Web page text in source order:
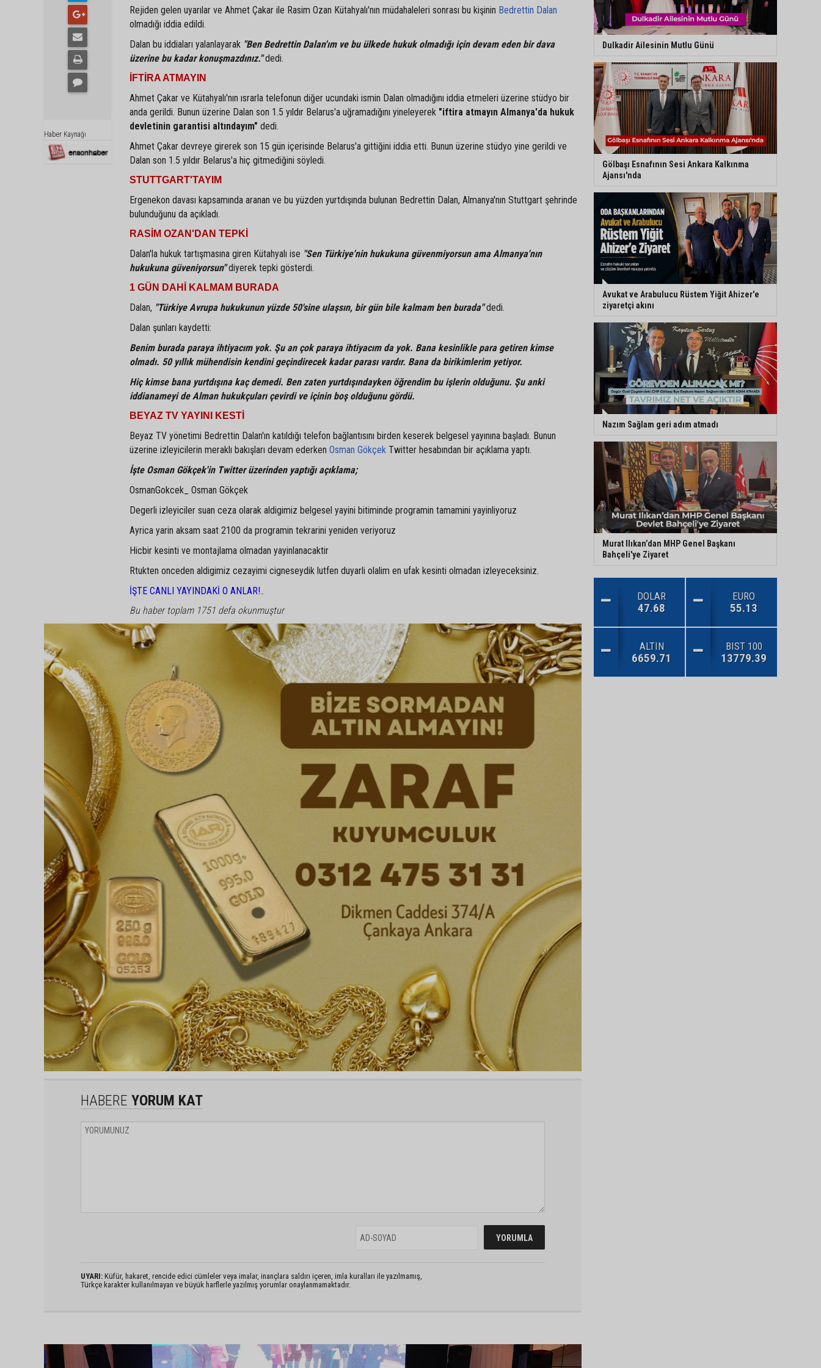
Haber Kaynağı
Rejiden gelen uyarılar ve Ahmet Çakar ile Rasim Ozan Kütahyalı'nın müdahaleleri sonrası bu kişinin Bedrettin Dalan
olmadığı iddia edildi.
Dalan bu iddiaları yalanlayarak "Ben Bedrettin Dalan'ım ve bu ülkede hukuk olmadığı için devam eden bir dava
üzerine bu kadar konuşmazdınız."dedi.
İFTİRA ATMAYIN
Ahmet Çakar ve Kütahyalı'nın ısrarla telefonun diğer ucundaki ismin Dalan olmadığını iddia etmeleri üzerine stüdyo bir
anda gerildi. Bunun üzerine Dalan son 1.5 yıldır Belarus'a uğramadığını yineleyerek "iftira atmayın Almanya'da hukuk
devletinin garantisi altındayım" dedi.
Ahmet Çakar devreye girerek son 15 gün içerisinde Belarus'a gittiğini iddia etti. Bunun üzerine stüdyo yine gerildi ve
Dalan son 1.5 yıldır Belarus'a hiç gitmediğini söyledi.
STUTTGART'TAYIM
Ergenekon davası kapsamında aranan ve bu yüzden yurtdışında bulunan Bedrettin Dalan, Almanya'nın Stuttgart şehrinde
bulunduğunu da açıkladı.
RASİM OZAN'DAN TEPKİ
Dalan'la hukuk tartışmasına giren Kütahyalı ise "Sen Türkiye'nin hukukuna güvenmiyorsun ama Almanya'nın
hukukuna güveniyorsun"diyerek tepki gösterdi.
1 GÜN DAHİ KALMAM BURADA
Dalan, "Türkiye Avrupa hukukunun yüzde 50'sine ulaşsın, bir gün bile kalmam ben burada"dedi.
Dalan şunları kaydetti:
Benim burada paraya ihtiyacım yok. Şu an çok paraya ihtiyacım da yok. Bana kesinlikle para getiren kimse
olmadı. 50 yıllık mühendisin kendini geçindirecek kadar parası vardır. Bana da birikimlerim yetiyor.
Hiç kimse bana yurtdışına kaç demedi. Ben zaten yurtdışındayken öğrendim bu işlerin olduğunu. Şu anki
iddianameyi de Alman hukukçuları çevirdi ve içinin boş olduğunu gördü.
BEYAZ TV YAYINI KESTİ
Beyaz TV yönetimi Bedrettin Dalan'ın katıldığı telefon bağlantısını birden keserek belgesel yayınına başladı. Bunun
üzerine izleyicilerin meraklı bakışları devam ederken Osman Gökçek Twitter hesabından bir açıklama yaptı.
İşte Osman Gökçek'in Twitter üzerinden yaptığı açıklama;
OsmanGokcek_ Osman Gökçek
Degerli izleyiciler suan ceza olarak aldigimiz belgesel yayini bitiminde programin tamamini yayinliyoruz
Ayrica yarin aksam saat 2100 da programin tekrarini yeniden veriyoruz
Hicbir kesinti ve montajlama olmadan yayinlanacaktir
Rtukten onceden aldigimiz cezayimi cigneseydik lutfen duyarli olalim en ufak kesinti olmadan izleyeceksiniz.
İŞTE CANLI YAYINDAKİ O ANLAR!..
Bu haber toplam 1751 defa okunmuştur
HABERE YORUM KAT
UYARI: Küfür, hakaret, rencide edici cümleler veya imalar, inançlara saldırı içeren, imla kuralları ile yazılmamış,
Türkçe karakter kullanılmayan ve büyük harflerle yazılmış yorumlar onaylanmamaktadır.
Dulkadir Ailesinin Mutlu Günü
Gölbaşı Esnafının Sesi Ankara Kalkınma
Ajansı'nda
Avukat ve Arabulucu Rüstem Yiğit Ahizer'e
ziyaretçi akını
Nazım Sağlam geri adım atmadı
Murat Ilıkan’dan MHP Genel Başkanı
Bahçeli'ye Ziyaret
DOLAR
47.68
EURO
55.13
ALTIN
6659.71
BIST 100
13779.39